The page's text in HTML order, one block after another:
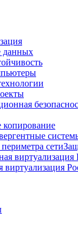
данных
копирование
виртуализация